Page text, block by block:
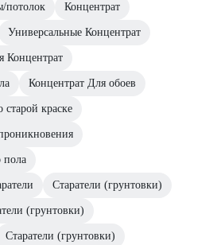
потолок Концентрат
Универсальные Концентрат
Концентрат
Концентрат Для обоев
старой краске
пола
Старатели (грунтовки)
(грунтовки)
Старатели (грунтовки)